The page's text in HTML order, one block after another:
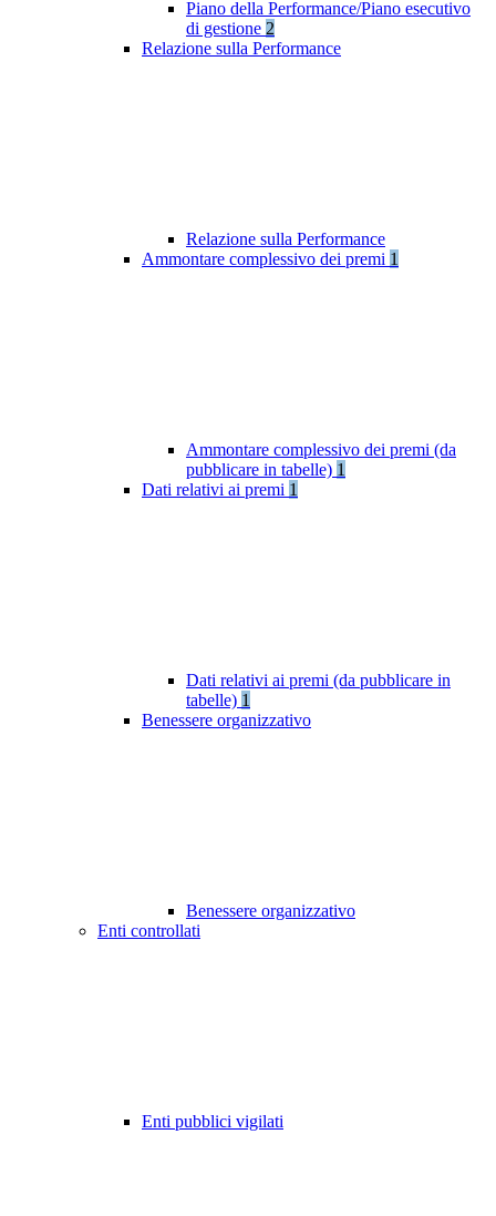
Piano della Performance/Piano esecutivo
di gestione 2
Relazione sulla Performance
Relazione sulla Performance
Ammontare complessivo dei premi 1
Ammontare complessivo dei premi (da
pubblicare in tabelle) 1
Dati relativi ai premi 1
Dati relativi ai premi (da pubblicare in
tabelle) 1
Benessere organizzativo
Benessere organizzativo
Enti controllati
Enti pubblici vigilati